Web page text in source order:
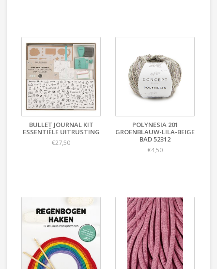
BULLET JOURNAL KIT
ESSENTIËLE UITRUSTING
€27,50
POLYNESIA 201
GROENBLAUW-LILA-BEIGE
BAD 52312
€4,50